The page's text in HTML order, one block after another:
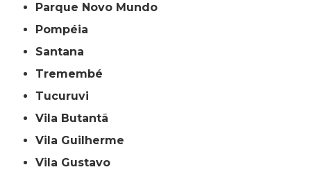
Parque Novo Mundo
Pompéia
Santana
Tremembé
Tucuruvi
Vila Butantã
Vila Guilherme
Vila Gustavo